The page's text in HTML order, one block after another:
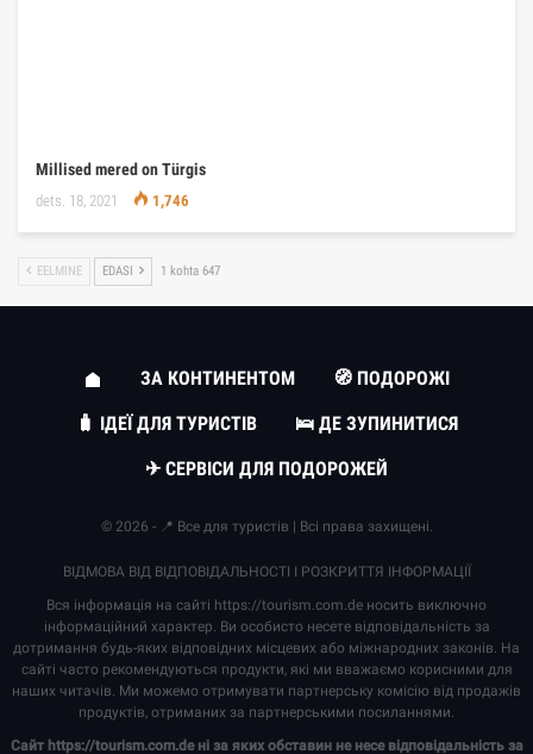
Millised mered on Türgis
dets. 18, 2021 1,746
EELMINE EDASI 1 kohta 647
ЗА КОНТИНЕНТОМ
🧭 ПОДОРОЖІ
🧳 ІДЕЇ ДЛЯ ТУРИСТІВ
🛌 ДЕ ЗУПИНИТИСЯ
✈ СЕРВІСИ ДЛЯ ПОДОРОЖЕЙ
© 2026 - 📍 Все для туристів | Всі права захищені.
ВІДМОВА ВІД ВІДПОВІДАЛЬНОСТІ І РОЗКРИТТЯ ІНФОРМАЦІЇ
Вся інформація на сайті https://tourism.com.de носить виключно
інформаційний характер. Ви особисто несете відповідальність за
дотримання будь-яких відповідних місцевих або міжнародних законів. На
сайті часто рекомендуються продукти, які ми вважаємо корисними для
наших читачів. Ми можемо отримувати партнерську комісію від продажів
продуктів, отриманих за партнерськими посиланнями.
Сайт https://tourism.com.deні за яких обставин не несе відповідальність за